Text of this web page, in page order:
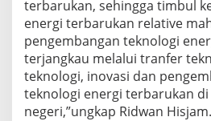
terbarukan, sehingga timbul
energi terbarukan relative
pengembangan teknologi
terjangkau melalui tranfer
teknologi, inovasi dan
teknologi energi terbarukan di
negeri,”ungkap Ridwan Hisjam.